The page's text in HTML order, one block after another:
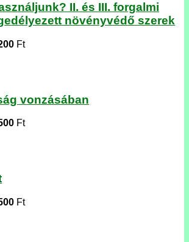
II. és III. forgalmi
növényvédő szerek
Ft
vonzásában
Ft
Ft